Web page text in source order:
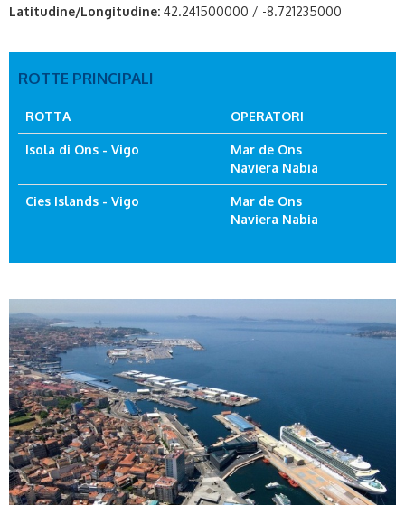
Latitudine/Longitudine: 42.241500000 / -8.721235000
ROTTE PRINCIPALI
ROTTA OPERATORI
Isola di Ons - Vigo
Mar de Ons
Naviera Nabia
Cies Islands - Vigo
Mar de Ons
Naviera Nabia